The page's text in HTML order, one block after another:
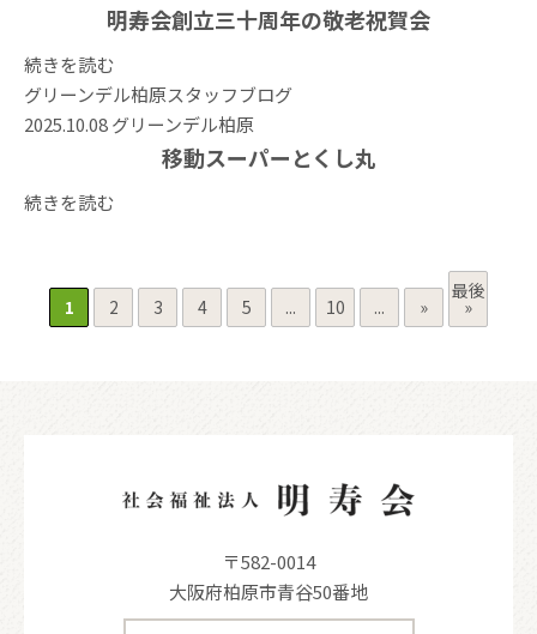
明寿会創立三十周年の敬老祝賀会
続きを読む
グリーンデル柏原スタッフブログ
2025.10.08グリーンデル柏原
移動スーパーとくし丸
続きを読む
1 2 3 4 5 ... 10 ... »
最後
»
〒582-0014
大阪府柏原市青谷50番地